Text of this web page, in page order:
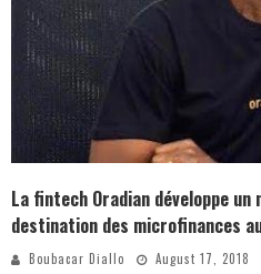
La fintech Oradian développe
destination des microfinances
Boubacar Diallo August 17, 2018